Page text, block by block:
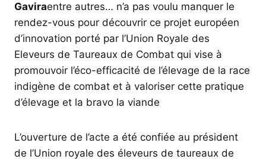
Gaviraentre autres… n’a pas voulu manquer le
rendez-vous pour découvrir ce projet européen
d’innovation porté par l’Union Royale des
Eleveurs de Taureaux de Combat qui vise à
promouvoir l’éco-efficacité de l’élevage de la race
indigène de combat et à valoriser cette pratique
d’élevage et la bravo la viande
L’ouverture de l’acte a été confiée au président
de l’Union royale des éleveurs de taureaux de